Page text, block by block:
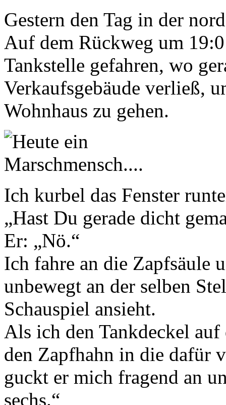
Gestern den Tag in der
Auf dem Rückweg um
Tankstelle gefahren, wo
Verkaufsgebäude verließ,
Wohnhaus zu gehen.
Ich kurbel das Fenster
„Hast Du gerade dicht
Er: „Nö.“
Ich fahre an die Zapfsäule
unbewegt an der selben
Schauspiel ansieht.
Als ich den Tankdeckel
den Zapfhahn in die dafür
guckt er mich fragend an
sechs.“